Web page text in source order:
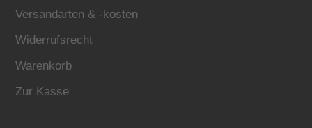
Versandarten & -kosten
Widerrufsrecht
Warenkorb
Zur Kasse